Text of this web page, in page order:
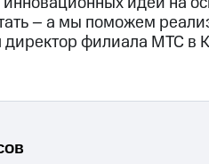
– а мы поможем
директор филиала МТС в